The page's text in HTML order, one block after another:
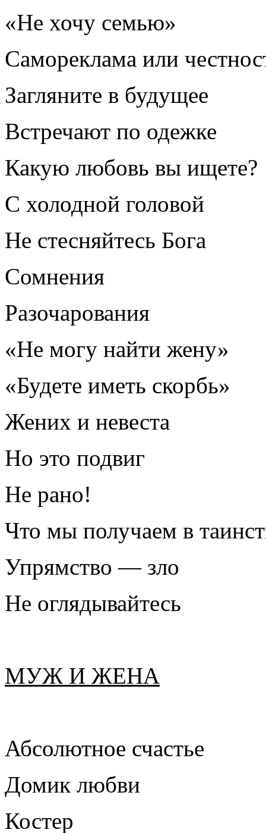
«Не хочу семью»
Самореклама или
Загляните в будущее
Встречают по одежке
Какую любовь вы ищете?
С холодной головой
Не стесняйтесь Бога
Сомнения
Разочарования
«Не могу найти жену»
«Будете иметь скорбь»
Жених и невеста
Но это подвиг
Не рано!
Что мы получаем в
Упрямство — зло
Не оглядывайтесь
МУЖ И ЖЕНА
Абсолютное счастье
Домик любви
Костер